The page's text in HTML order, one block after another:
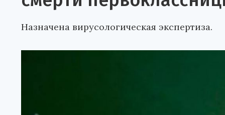
Назначена вирусологическая экспертиза.